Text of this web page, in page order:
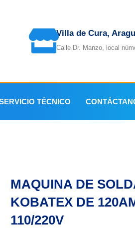
Villa de Cura,
Calle Dr. Manzo, local
TÉCNICO
MAQUINA DE
KOBATEX DE
110/220V